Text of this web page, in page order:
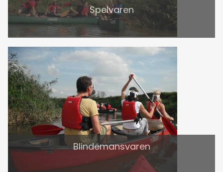
Spelvaren
Blindemansvaren